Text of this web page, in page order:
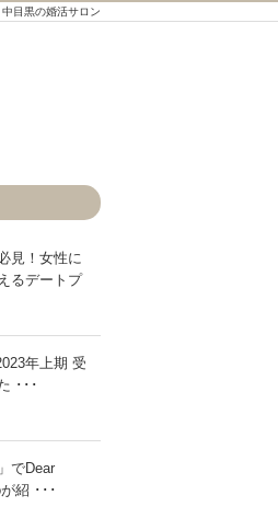
目黒の婚活サロン
見！女性に
るデートプ
年上期 受
･･･
でDear
紹 ･･･